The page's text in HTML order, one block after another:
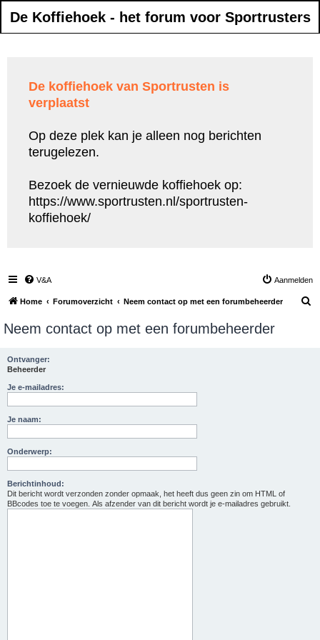
De Koffiehoek - het forum voor Sportrusters
De koffiehoek van Sportrusten is
verplaatst
Op deze plek kan je alleen nog berichten
terugelezen.
Bezoek de vernieuwde koffiehoek op:
https://www.sportrusten.nl/sportrusten-
koffiehoek/
V&A Aanmelden
Home Forumoverzicht Neem contact op met een forumbeheerder
Neem contact op met een forumbeheerder
Ontvanger:
Beheerder
Je e-mailadres:
Je naam:
Onderwerp:
Berichtinhoud:
Dit bericht wordt verzonden zonder opmaak, het heeft dus geen zin om HTML of
BBcodes toe te voegen. Als afzender van dit bericht wordt je e-mailadres gebruikt.